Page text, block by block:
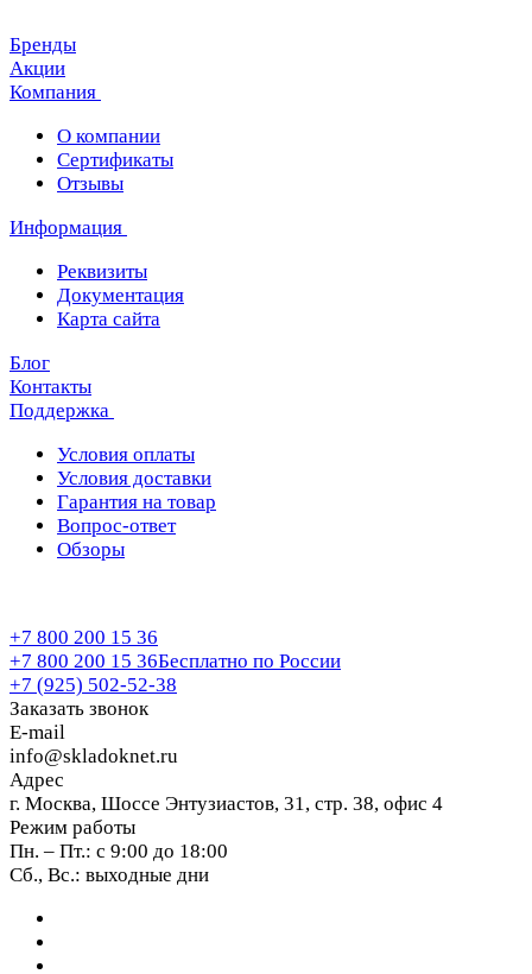
Бренды
Акции
Компания
О компании
Сертификаты
Отзывы
Информация
Реквизиты
Документация
Карта сайта
Блог
Контакты
Поддержка
Условия оплаты
Условия доставки
Гарантия на товар
Вопрос-ответ
Обзоры
+7 800 200 15 36
+7 800 200 15 36Бесплатно по России
+7 (925) 502-52-38
Заказать звонок
E-mail
info@skladoknet.ru
Адрес
г. Москва, Шоссе Энтузиастов, 31, стр. 38, офис 4
Режим работы
Пн. – Пт.: с 9:00 до 18:00
Сб., Вс.: выходные дни